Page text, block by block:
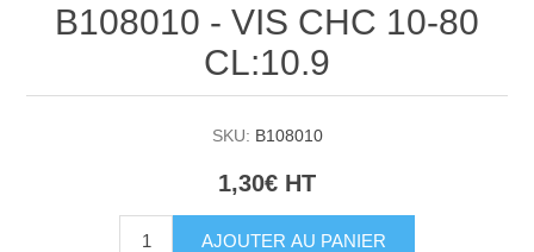
B108010 - VIS CHC 10-80
CL:10.9
SKU: B108010
1,30€ HT
AJOUTER AU PANIER